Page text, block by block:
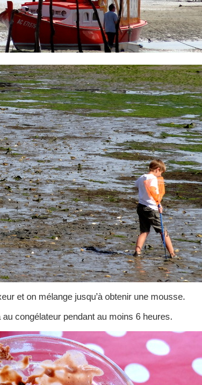
et on mélange jusqu’à obtenir une mousse.
congélateur pendant au moins 6 heures.